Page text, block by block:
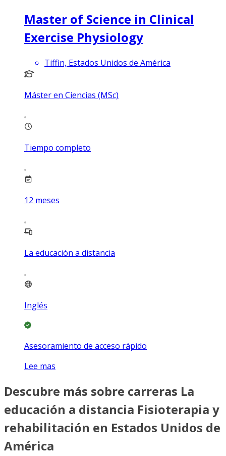
Master of Science in Clinical
Exercise Physiology
Tiffin, Estados Unidos de América
Máster en Ciencias (MSc)
Tiempo completo
12 meses
La educación a distancia
Inglés
Asesoramiento de acceso rápido
Lee mas
Descubre más sobre carreras La
educación a distancia Fisioterapia y
rehabilitación en Estados Unidos de
América